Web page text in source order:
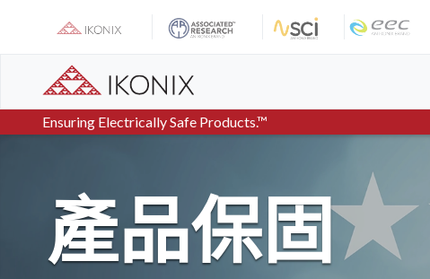
Ensuring Electrically Safe Products.™
產品保固